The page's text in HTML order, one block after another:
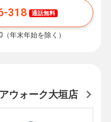
318 通話無料
年末年始を除く）
ウォーク大垣店